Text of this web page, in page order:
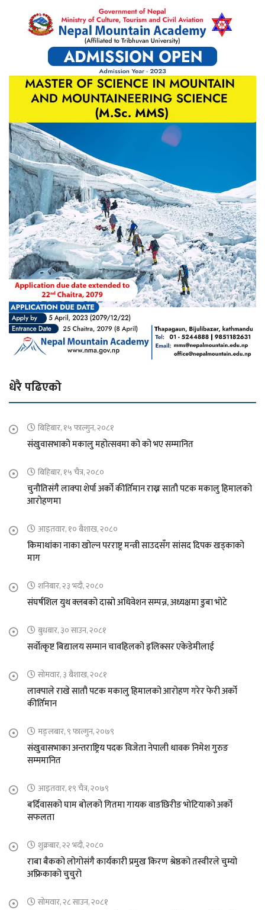
धेरै पढिएको
बिहिबार, १५ फाल्गुन, २०८१
संखुवासभाको मकालु महोत्सवमा को को भए सम्मानित
बिहिबार, १५ चैत्र, २०८०
चुनौतिसंगै लाक्पा शेर्पा अर्को कीर्तिमान राख्न सातौ पटक मकालु हिमालको
आरोहणमा
आइतवार, १० बैशाख, २०८०
किमाथांका नाका खोल्न परराष्ट्र मन्त्री साउदसँग सांसद दिपक खड्काको
माग
शनिबार, २३ भदौ, २०८०
संघर्षशिल युथ क्लबको दास्रो अधिवेशन सम्पन्न, अध्यक्षमा डुबा भोटे
बुधबार, ३० साउन, २०८१
सर्वोत्कृष्ट बिद्यालय सम्मान चावहिलको इलिक्सर एकेडेमीलाई
सोमवार, ३ बैशाख, २०८१
लाक्पाले राखे सातौ पटक मकालु हिमालको आरोहण गरेर फेरी अर्को
कीर्तिमान
मङ्लबार, ९ फाल्गुन, २०७९
संखुवासभाका अन्तराष्ट्रिय पदक विजेता नेपाली धावक निमेश गुरुङ
सम्ममानित
आइतवार, १९ चैत्र, २०७९
बर्दिवासको घाम बोलको गितमा गायक वाङछिरीङ भोटियाको अर्को
सफलता
शुक्रबार, २२ भदौ, २०८०
राबा बैकको लोगोसंगै कार्यकारी प्रमुख किरण श्रेष्ठको तस्वीरले चुम्यो
अफ्रिकाको चुचुरो
सोमवार, २८ साउन, २०८१